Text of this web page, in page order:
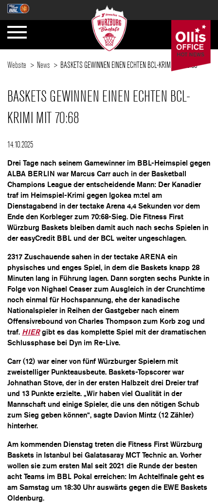
Website News BASKETS GEWINNEN EINEN ECHTEN BCL-KRIMI MIT 70:68
BASKETS GEWINNEN EINEN ECHTEN BCL-
KRIMI MIT 70:68
14.10.2025
Drei Tage nach seinem Gamewinner im BBL-Heimspiel gegen
ALBA BERLIN war Marcus Carr auch in der Basketball
Champions League der entscheidende Mann: Der Kanadier
traf im Heimspiel-Krimi gegen Igokea m:tel am
Dienstagabend in der tectake Arena 4,4 Sekunden vor dem
Ende den Korbleger zum 70:68-Sieg. Die Fitness First
Würzburg Baskets bleiben damit auch nach sechs Spielen in
der easyCredit BBL und der BCL weiter ungeschlagen.
2317 Zuschauende sahen in der tectake ARENA ein
physisches und enges Spiel, in dem die Baskets knapp 28
Minuten lang in Führung lagen. Dann sorgten sechs Punkte in
Folge von Nighael Ceaser zum Ausgleich in der Crunchtime
noch einmal für Hochspannung, ehe der kanadische
Nationalspieler in Reihen der Gastgeber nach einem
Offensivrebound von Charles Thompson zum Korb zog und
traf. HIERgibt es das komplette Spiel mit der dramatischen
Schlussphase bei Dyn im Re-Live.
Carr (12) war einer von fünf Würzburger Spielern mit
zweistelliger Punkteausbeute. Baskets-Topscorer war
Johnathan Stove, der in der ersten Halbzeit drei Dreier traf
und 13 Punkte erzielte. „Wir haben viel Qualität in der
Mannschaft und einige Spieler, die uns den nötigen Schub
zum Sieg geben können“, sagte Davion Mintz (12 Zähler)
hinterher.
Am kommenden Dienstag treten die Fitness First Würzburg
Baskets in Istanbul bei Galatasaray MCT Technic an. Vorher
wollen sie zum ersten Mal seit 2021 die Runde der besten
acht Teams im BBL Pokal erreichen: Im Achtelfinale geht es
am Samstag um 18:30 Uhr auswärts gegen die EWE Baskets
Oldenburg.